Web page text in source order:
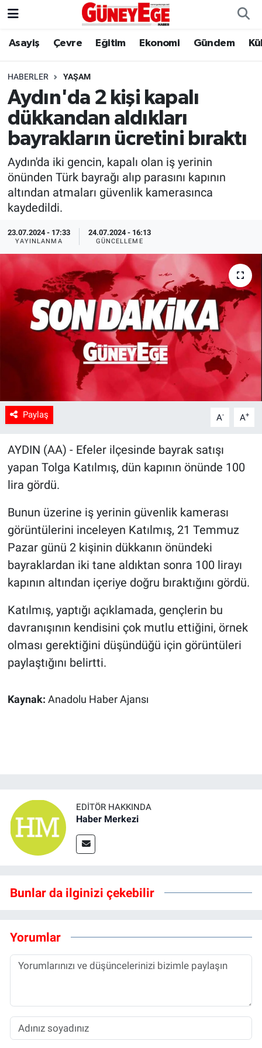
Asayiş Çevre Eğitim Ekonomi Gündem
HABERLER YAŞAM
Aydın'da 2 kişi kapalı
dükkandan aldıkları
bayrakların ücretini bıraktı
Aydın'da iki gencin, kapalı olan iş yerinin
önünden Türk bayrağı alıp parasını kapının
altından atmaları güvenlik kamerasınca
kaydedildi.
23.07.2024 - 17:33
YAYINLANMA
24.07.2024 - 16:13
GÜNCELLEME
Paylaş A- A+
AYDIN (AA) - Efeler ilçesinde bayrak satışı
yapan Tolga Katılmış, dün kapının önünde 100
lira gördü.
Bunun üzerine iş yerinin güvenlik kamerası
görüntülerini inceleyen Katılmış, 21 Temmuz
Pazar günü 2 kişinin dükkanın önündeki
bayraklardan iki tane aldıktan sonra 100 lirayı
kapının altından içeriye doğru bıraktığını gördü.
Katılmış, yaptığı açıklamada, gençlerin bu
davranışının kendisini çok mutlu ettiğini, örnek
olması gerektiğini düşündüğü için görüntüleri
paylaştığını belirtti.
Kaynak: Anadolu Haber Ajansı
EDITÖR HAKKINDA
Haber Merkezi
Bunlar da ilginizi çekebilir
Yorumlar
Asayiş
Çevre
Eğitim
Ekonomi
Gündem
Kültür Sanat
Politika
Sağlık
Spor
İstanbul Hava Durumu
İstanbul Trafik Yoğunluk Haritası
Süper Lig Puan Durumu ve Fikstür
Tüm Manşetler
Son Dakika Haberleri
Haber Arşivi